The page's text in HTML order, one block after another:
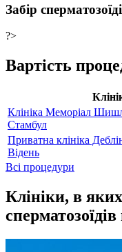
Забір
?>
Вартість
Клініка Меморіал
Стамбул
Приватна клініка
Відень
Всі процедури
Клініки, в